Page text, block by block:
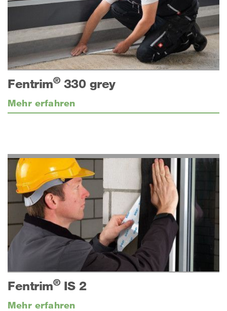
Fentrim® 330 grey
Mehr erfahren
Fentrim®IS 2
Mehr erfahren